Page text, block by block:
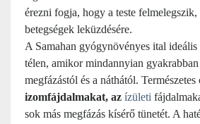
érezni fogja, hogy a teste felmelegszik,
betegségek leküzdésére.
A Samahan gyógynövényes ital
télen, amikor mindannyian
megfázástól és a náthától.
izomfájdalmakat, az ízületi
sok más megfázás kísérő tünetét. A